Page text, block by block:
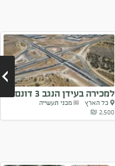
למכירה בעידן הנגב 3 דונם...
כל הארץ
מבני תעשייה
2,500 ₪